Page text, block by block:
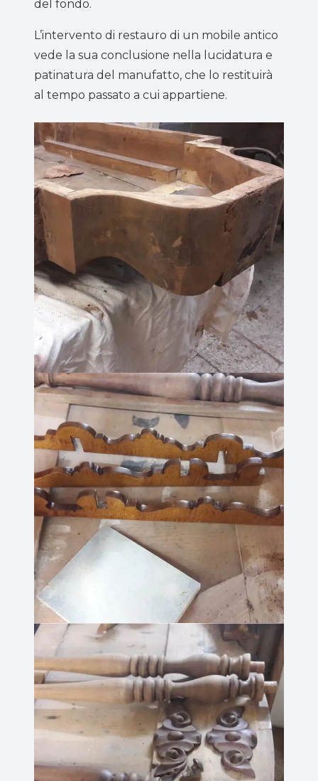
del fondo.
L’intervento di restauro di un mobile antico
vede la sua conclusione nella lucidatura e
patinatura del manufatto, che lo restituirà
al tempo passato a cui appartiene.